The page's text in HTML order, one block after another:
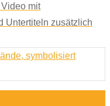
mit
Untertiteln zusätzlich